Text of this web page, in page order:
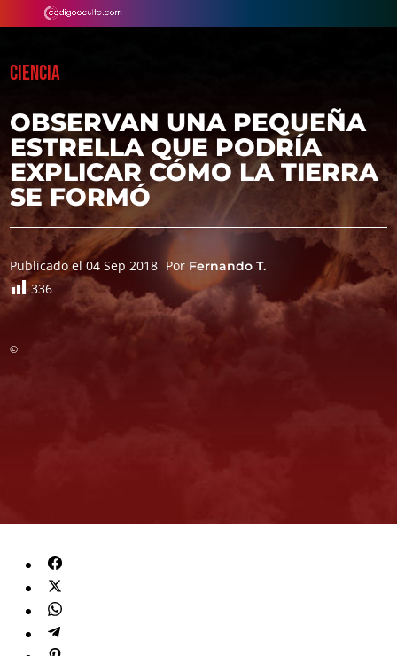
CIENCIA
OBSERVAN UNA PEQUEÑA
ESTRELLA QUE PODRÍA
EXPLICAR CÓMO LA TIERRA
SE FORMÓ
Publicado el 04 Sep 2018 Por Fernando T.
336
©